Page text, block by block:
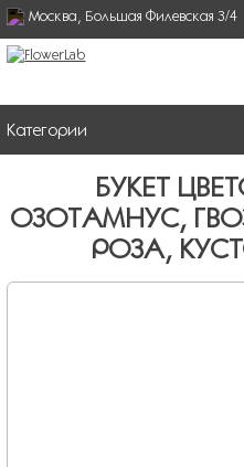
Москва, Большая Филевская 3/4
Категории
БУКЕТ
ОЗОТАМНУС,
РОЗА,